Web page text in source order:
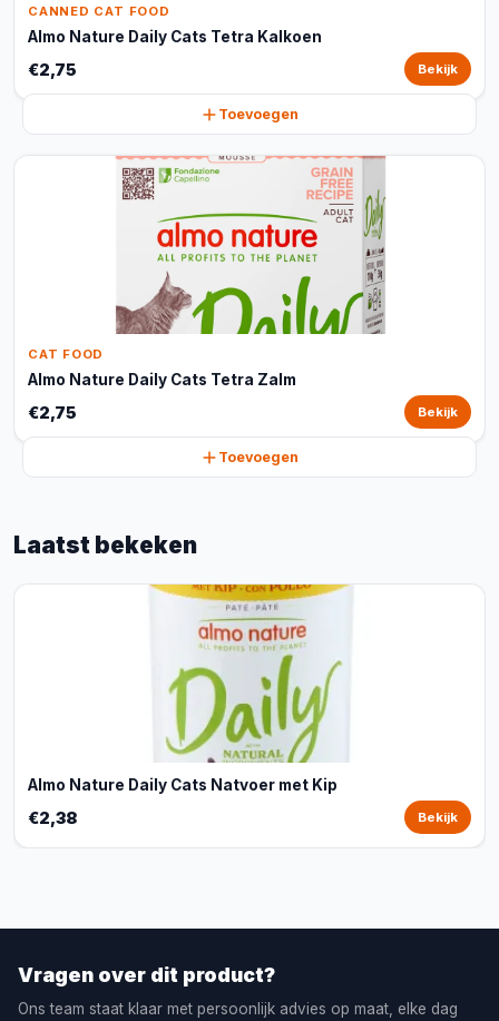
CANNED CAT FOOD
Almo Nature Daily Cats Tetra Kalkoen
€2,75 Bekijk
Toevoegen
CAT FOOD
Almo Nature Daily Cats Tetra Zalm
€2,75 Bekijk
Toevoegen
Laatst bekeken
Almo Nature Daily Cats Natvoer met Kip
€2,38 Bekijk
Vragen over dit product?
Ons team staat klaar met persoonlijk advies op maat, elke dag